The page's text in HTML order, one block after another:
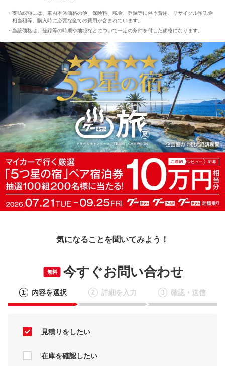
支払総額には、車両本体価格の他、保険料、税金、登録等に伴う費用、リサイクル預託金
相当額等、購入時に必要な全ての費用が含まれています。
当該価格は、登録等の時期や地域などについて一定の条件を付した価格になります。
気になることを聞いてみよう！
無料 今すぐお問い合わせ
1 内容を選択 2 詳細を入力 3 確認・送信
見積りをしたい
在庫を確認したい